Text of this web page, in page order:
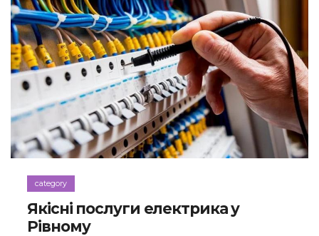
category
Якісні послуги електрика у
Рівному